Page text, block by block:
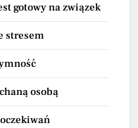
gotowy na związek
stresem
osobą